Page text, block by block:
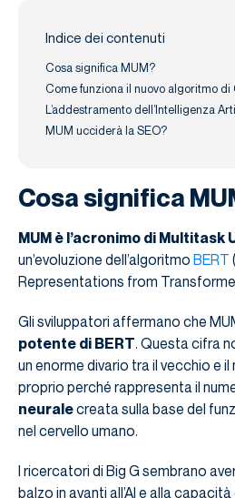
Indice dei contenuti
Cosa significa MUM?
Come funziona il nuovo algoritmo di
L’addestramento dell’Intelligenza
MUM ucciderà la SEO?
Cosa significa
MUM è l’acronimo di Multitask
un’evoluzione dell’algoritmo BERT
Representations from
Gli sviluppatori affermano che
potente di BERT. Questa cifra
un enorme divario tra il vecchio e
proprio perché rappresenta il
neuralecreata sulla base del
nel cervello umano.
I ricercatori di Big G sembrano
balzo in avanti all’AI e alla